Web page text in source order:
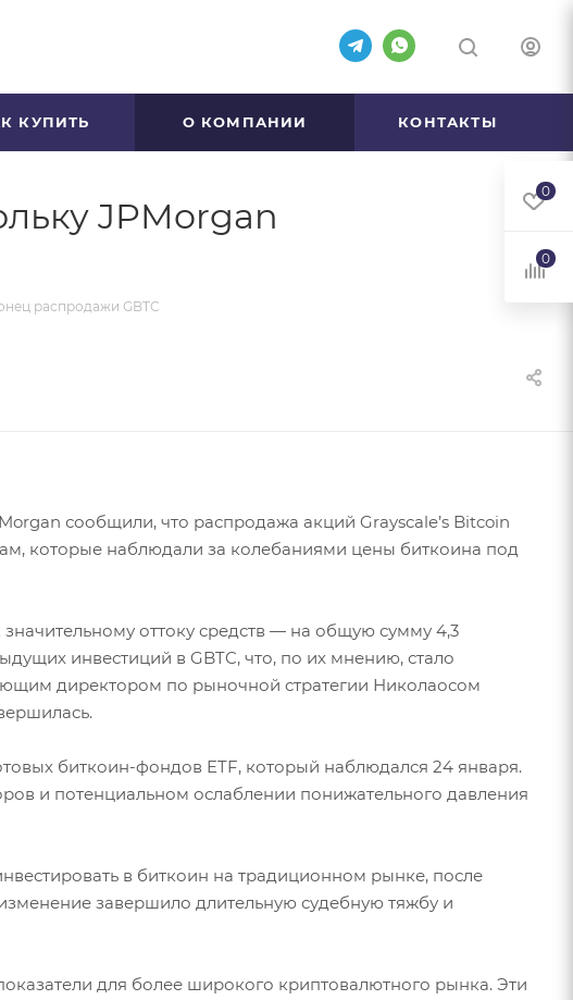
КУПИТЬ О КОМПАНИИ КОНТАКТЫ
JPMorgan
распродажи GBTC
сообщили, что распродажа акций Grayscale’s Bitcoin
которые наблюдали за колебаниями цены биткоина под
оттоку средств — на общую сумму 4,3
инвестиций в GBTC, что, по их мнению, стало
директором по рыночной стратегии Николаосом
биткоин-фондов ETF, который наблюдался 24 января.
и потенциальном ослаблении понижательного давления
в биткоин на традиционном рынке, после
завершило длительную судебную тяжбу и
для более широкого криптовалютного рынка. Эти
0
0